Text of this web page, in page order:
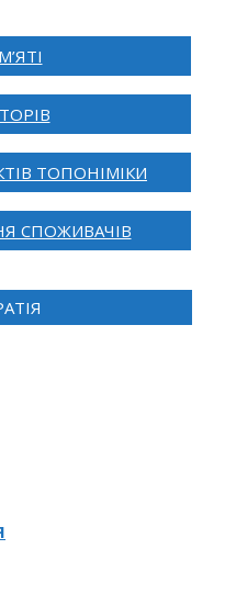
ТОПОНІМІКИ
СПОЖИВАЧІВ